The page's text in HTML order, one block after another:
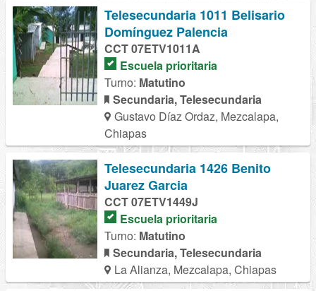
Telesecundaria 1011 Belisario
Domínguez Palencia
CCT 07ETV1011A
Escuela prioritaria
Turno: Matutino
Secundaria, Telesecundaria
Gustavo Díaz Ordaz, Mezcalapa,
Chiapas
Telesecundaria 1426 Benito
Juarez Garcia
CCT 07ETV1449J
Escuela prioritaria
Turno: Matutino
Secundaria, Telesecundaria
La Alianza, Mezcalapa, Chiapas